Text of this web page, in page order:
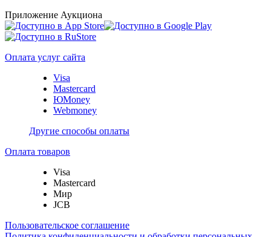
Приложение Аукциона
Оплата услуг сайта
Visa
Mastercard
ЮMoney
Webmoney
Другие способы оплаты
Оплата товаров
Visa
Mastercard
Мир
JCB
Пользовательское соглашение